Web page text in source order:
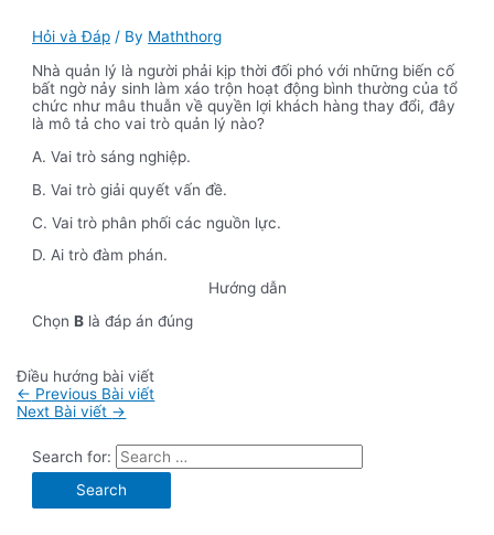
Hỏi và Đáp / By Maththorg
Nhà quản lý là người phải kịp thời đối phó với những biến cố
bất ngờ nảy sinh làm xáo trộn hoạt động bình thường của tổ
chức như mâu thuẫn về quyền lợi khách hàng thay đổi, đây
là mô tả cho vai trò quản lý nào?
A. Vai trò sáng nghiệp.
B. Vai trò giải quyết vấn đề.
C. Vai trò phân phối các nguồn lực.
D. Ai trò đàm phán.
Hướng dẫn
ChọnB là đáp án đúng
Điều hướng bài viết
← Previous Bài viết
Next Bài viết →
Search for: